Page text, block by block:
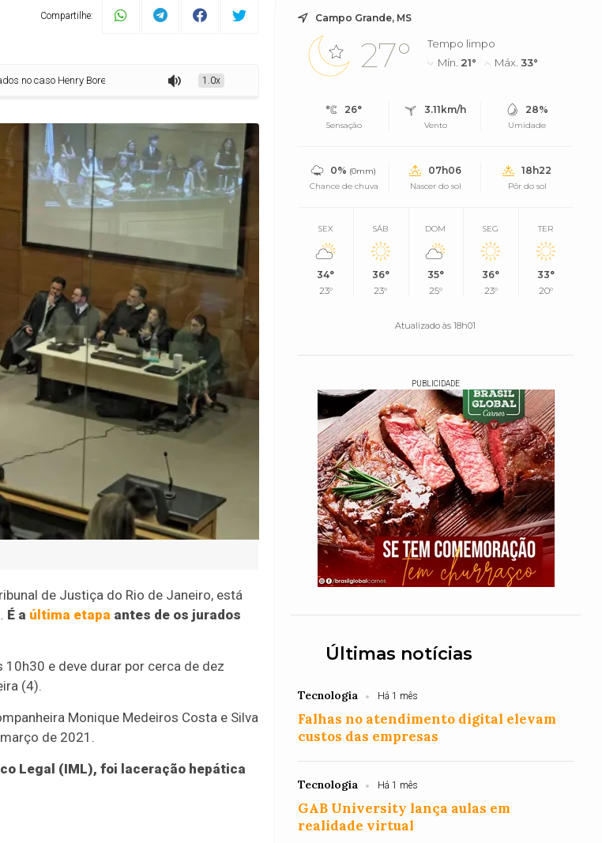
Compartilhe:
Henry Borel deve sair até quinta-feira 1.0x
de Justiça do Rio de Janeiro, está
É a última etapa antes de os jurados
e deve durar por cerca de dez
(4).
Monique Medeiros Costa e Silva
de 2021.
Legal (IML), foi laceração hepática
Campo Grande, MS
27°
Tempo limpo
Mín. 21° Máx.33°
26°
Sensação
3.11km/h
Vento
28%
Umidade
0% (0mm)
Chance de chuva
07h06
Nascer do sol
18h22
Pôr do sol
SEX
34°
23°
SÁB
36°
23°
DOM
35°
25°
SEG
36°
23°
TER
33°
20°
Atualizado às 18h01
PUBLICIDADE
Últimas notícias
Tecnologia Há 1 mês
Falhas no atendimento digital elevam
custos das empresas
Tecnologia Há 1 mês
GAB University lança aulas em
realidade virtual